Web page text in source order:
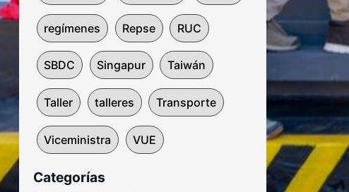
regímenes Repse RUC
SBDC Singapur Taiwán
Taller talleres Transporte
Viceministra VUE
Categorías